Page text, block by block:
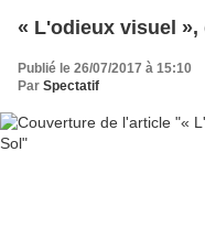
« L'odieux visuel »,
Publié le 26/07/2017 à 15:10
Par Spectatif